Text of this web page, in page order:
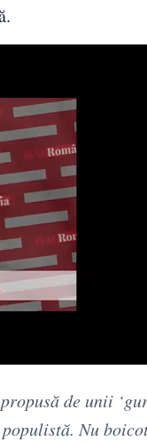
de unii
Nu